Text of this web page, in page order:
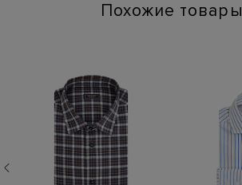
Похожие товары